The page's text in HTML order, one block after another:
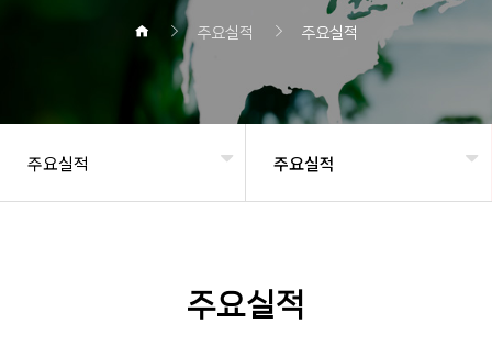
주요실적 주요실적
주요실적 주요실적
주요실적